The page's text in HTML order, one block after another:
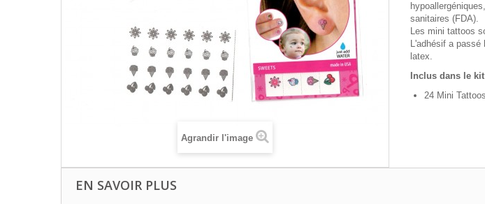
Agrandir l'image
sanitaires (FDA).
Les mini tattoos
L'adhésif a
latex.
Inclus dans le
24 Mini
EN SAVOIR PLUS